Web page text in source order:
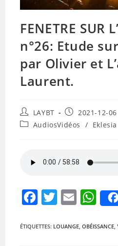
FENETRE SUR
n°26: Etude
par Olivier et
Laurent.
Auteur/autrice
de
la
LAYBT
Publication
publiée :
2021-12-06
PostAudiosVidéos / Eklesia
F
c
T
itt
E
ai
W
h
at
ÉTIQUETTES: LOUANGE OBÉISSANCE